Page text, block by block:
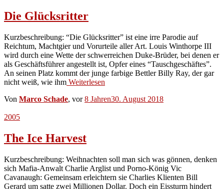
Die Glücksritter
Kurzbeschreibung: “Die Glücksritter” ist eine irre Parodie auf
Reichtum, Machtgier und Vorurteile aller Art. Louis Winthorpe III
wird durch eine Wette der schwerreichen Duke-Brüder, bei denen er
als Geschäftsführer angestellt ist, Opfer eines “Tauschgeschäftes”.
An seinen Platz kommt der junge farbige Bettler Billy Ray, der gar
nicht weiß, wie ihm Weiterlesen
Von Marco Schade, vor8 Jahren30. August 2018
2005
The Ice Harvest
Kurzbeschreibung: Weihnachten soll man sich was gönnen, denken
sich Mafia-Anwalt Charlie Arglist und Porno-König Vic
Cavanaugh: Gemeinsam erleichtern sie Charlies Klienten Bill
Gerard um satte zwei Millionen Dollar. Doch ein Eissturm hindert